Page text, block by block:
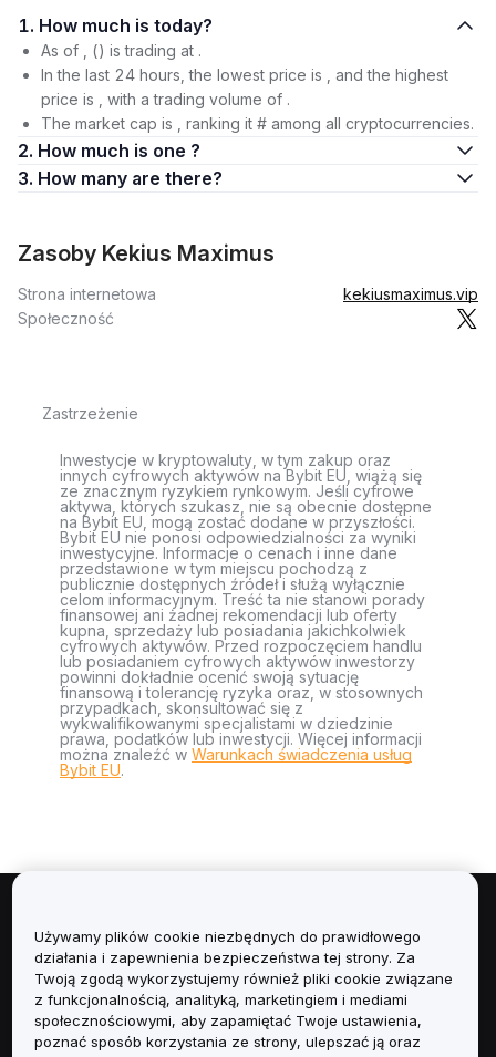
1. How much is today?
As of , () is trading at .
In the last 24 hours, the lowest price is , and the highest
price is , with a trading volume of .
The market cap is , ranking it # among all cryptocurrencies.
2. How much is one ?
3. How many are there?
Zasoby Kekius Maximus
Strona internetowa
kekiusmaximus.vip
Społeczność
Zastrzeżenie
Inwestycje w kryptowaluty, w tym zakup oraz
innych cyfrowych aktywów na Bybit EU, wiążą się
ze znacznym ryzykiem rynkowym. Jeśli cyfrowe
aktywa, których szukasz, nie są obecnie dostępne
na Bybit EU, mogą zostać dodane w przyszłości.
Bybit EU nie ponosi odpowiedzialności za wyniki
inwestycyjne. Informacje o cenach i inne dane
przedstawione w tym miejscu pochodzą z
publicznie dostępnych źródeł i służą wyłącznie
celom informacyjnym. Treść ta nie stanowi porady
finansowej ani żadnej rekomendacji lub oferty
kupna, sprzedaży lub posiadania jakichkolwiek
cyfrowych aktywów. Przed rozpoczęciem handlu
lub posiadaniem cyfrowych aktywów inwestorzy
powinni dokładnie ocenić swoją sytuację
finansową i tolerancję ryzyka oraz, w stosownych
przypadkach, skonsultować się z
wykwalifikowanymi specjalistami w dziedzinie
prawa, podatków lub inwestycji. Więcej informacji
można znaleźć w Warunkach świadczenia usług
Bybit EU.
Informacje
Usługi
Obsługa Klienta
Używamy plików cookie niezbędnych do prawidłowego
działania i zapewnienia bezpieczeństwa tej strony. Za
Twoją zgodą wykorzystujemy również pliki cookie związane
z funkcjonalnością, analityką, marketingiem i mediami
społecznościowymi, aby zapamiętać Twoje ustawienia,
poznać sposób korzystania ze strony, ulepszać ją oraz